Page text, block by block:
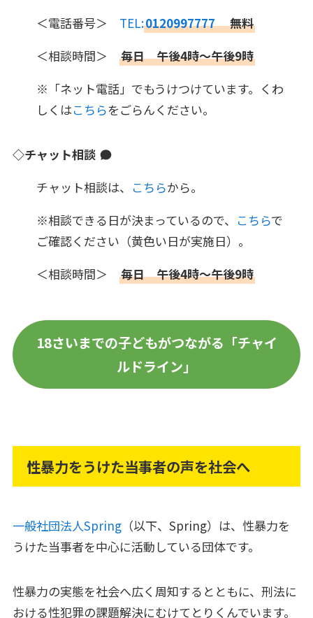
＜電話番号＞ TEL:0120997777無料
＜相談時間＞ 毎日 午後4時～午後9時
※「ネット電話」でもうけつけています。くわ
しくはこちらをごらんください。
◇チャット相談
チャット相談は、 こちらから。
※相談できる日が決まっているので、 こちらで
ご確認ください（黄色い日が実施日）。
＜相談時間＞ 毎日 午後4時～午後9時
18さいまでの子どもがつながる「チャイ
ルドライン」
性暴力をうけた当事者の声を社会へ
一般社団法人Spring（以下、Spring）は、性暴力を
うけた当事者を中心に活動している団体です。
性暴力の実態を社会へ広く周知するとともに、刑法に
おける性犯罪の課題解決にむけてとりくんでいます。